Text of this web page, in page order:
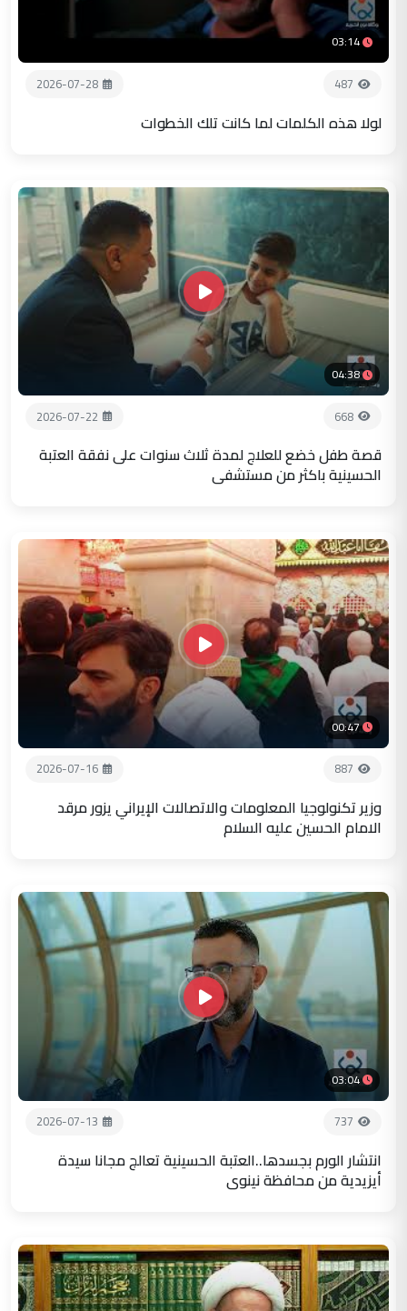
03:14
487
2026-07-28
لولا هذه الكلمات لما كانت تلك الخطوات
04:38
668
2026-07-22
قصة طفل خضع للعلاج لمدة ثلاث سنوات على نفقة العتبة
الحسينية باكثر من مستشفى
00:47
887
2026-07-16
وزير تكنولوجيا المعلومات والاتصالات الإيراني يزور مرقد
الامام الحسين عليه السلام
03:04
737
2026-07-13
انتشار الورم بجسدها..العتبة الحسينية تعالج مجانا سيدة
أيزيدية من محافظة نينوى